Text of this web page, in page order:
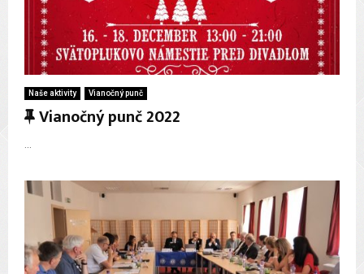
Naše aktivity Vianočný punč
F
t
u
e
d
Vianočný punč 2022
...